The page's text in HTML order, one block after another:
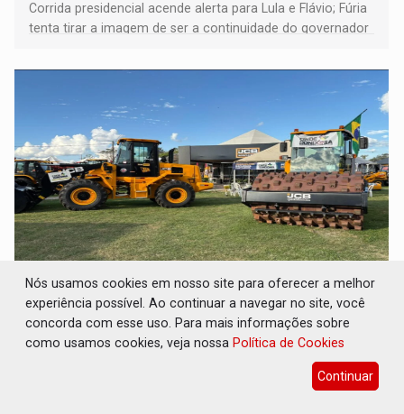
Corrida presidencial acende alerta para Lula e Flávio; Fúria
tenta tirar a imagem de ser a continuidade do governador
não ter entrado no modo eleição; ABAV faz evento em
SOB SUSPEITA: Entrega de 286 máquinas em
Rondônia coincide com investigação sob
sigilo
08 de Agosto de 2026 às 11:14
Maquinário foi comprado com emendas parlamentares e
Nós usamos cookies em nosso site para oferecer a melhor
experiência possível. Ao continuar a navegar no site, você
concorda com esse uso. Para mais informações sobre
como usamos cookies, veja nossa Política de Cookies
Continuar